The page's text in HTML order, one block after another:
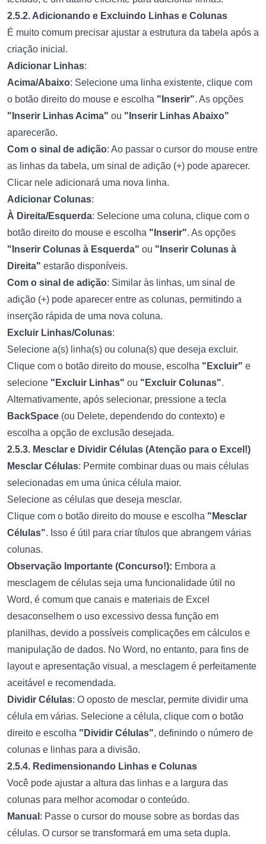
2.5.2. Adicionando e Excluindo Linhas e Colunas
É muito comum precisar ajustar a estrutura da tabela após a
criação inicial.
Adicionar Linhas:
Acima/Abaixo: Selecione uma linha existente, clique com
o botão direito do mouse e escolha "Inserir". As opções
"Inserir Linhas Acima" ou "Inserir Linhas Abaixo"
aparecerão.
Com o sinal de adição: Ao passar o cursor do mouse entre
as linhas da tabela, um sinal de adição (+) pode aparecer.
Clicar nele adicionará uma nova linha.
Adicionar Colunas:
À Direita/Esquerda: Selecione uma coluna, clique com o
botão direito do mouse e escolha "Inserir". As opções
"Inserir Colunas à Esquerda" ou "Inserir Colunas à
Direita" estarão disponíveis.
Com o sinal de adição: Similar às linhas, um sinal de
adição (+) pode aparecer entre as colunas, permitindo a
inserção rápida de uma nova coluna.
Excluir Linhas/Colunas:
Selecione a(s) linha(s) ou coluna(s) que deseja excluir.
Clique com o botão direito do mouse, escolha "Excluir" e
selecione "Excluir Linhas" ou "Excluir Colunas".
Alternativamente, após selecionar, pressione a tecla
BackSpace (ou Delete, dependendo do contexto) e
escolha a opção de exclusão desejada.
2.5.3. Mesclar e Dividir Células (Atenção para o Excel!)
Mesclar Células: Permite combinar duas ou mais células
selecionadas em uma única célula maior.
Selecione as células que deseja mesclar.
Clique com o botão direito do mouse e escolha "Mesclar
Células". Isso é útil para criar títulos que abrangem várias
colunas.
Observação Importante (Concurso!): Embora a
mesclagem de células seja uma funcionalidade útil no
Word, é comum que canais e materiais de Excel
desaconselhem o uso excessivo dessa função em
planilhas, devido a possíveis complicações em cálculos e
manipulação de dados. No Word, no entanto, para fins de
layout e apresentação visual, a mesclagem é perfeitamente
aceitável e recomendada.
Dividir Células: O oposto de mesclar, permite dividir uma
célula em várias. Selecione a célula, clique com o botão
direito e escolha "Dividir Células", definindo o número de
colunas e linhas para a divisão.
2.5.4. Redimensionando Linhas e Colunas
Você pode ajustar a altura das linhas e a largura das
colunas para melhor acomodar o conteúdo.
Manual : Passe o cursor do mouse sobre as bordas das
células. O cursor se transformará em uma seta dupla.